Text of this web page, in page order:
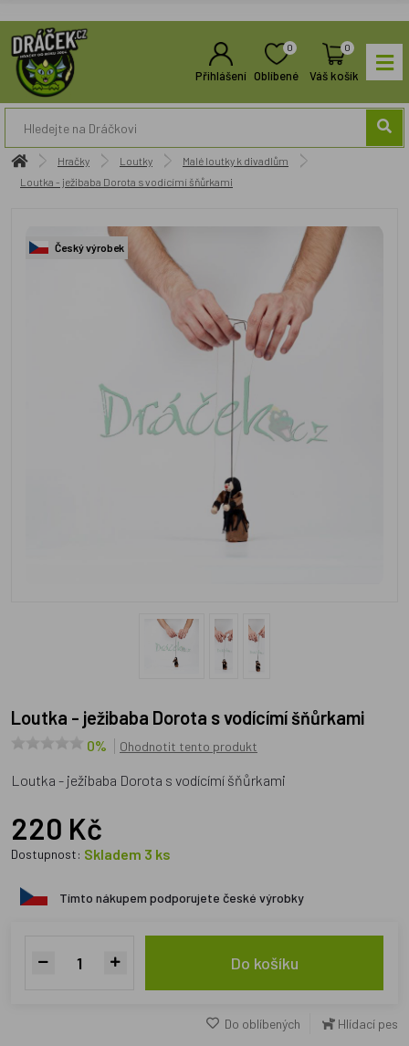
Přihlášení
0
Oblíbené
0
Váš košík
Hračky Loutky
Malé loutky k divadlům
Loutka - ježibaba Dorota s vodícímí šňůrkami
Český výrobek
Loutka - ježibaba Dorota s vodícímí šňůrkami
0% Ohodnotit tento produkt
Loutka - ježibaba Dorota s vodícímí šňůrkami
220 Kč
Dostupnost: Skladem 3 ks
Tímto nákupem podporujete české výrobky
Do košíku
Do oblíbených Hlídací pes